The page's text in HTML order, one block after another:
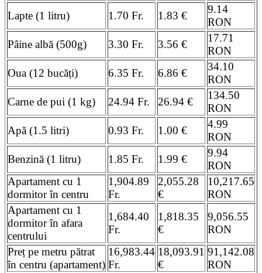
Lapte (1 litru)
1.70 Fr. 1.83 €
9.14
RON
Pâine albă (500g)
3.30 Fr. 3.56 €
17.71
RON
Oua (12 bucăți)
6.35 Fr. 6.86 €
34.10
RON
Carne de pui (1 kg)
24.94 Fr. 26.94 €
134.50
RON
Apă (1.5 litri)
0.93 Fr. 1.00 €
4.99
RON
Benzină (1 litru)
1.85 Fr. 1.99 €
9.94
RON
Apartament cu 1
dormitor în centru
1,904.89
Fr.
2,055.28
€
10,217.65
RON
Apartament cu 1
dormitor în afara
centrului
1,684.40
Fr.
1,818.35
€
9,056.55
RON
Preț pe metru pătrat
în centru (apartament)
16,983.44
Fr.
18,093.91
€
91,142.08
RON